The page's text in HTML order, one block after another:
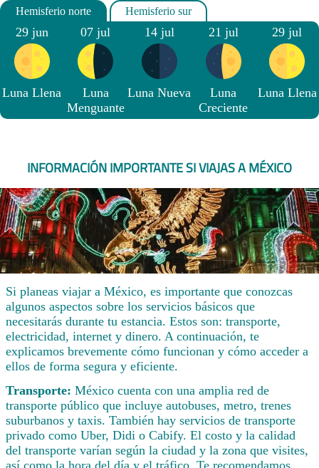
29 jun
Luna Llena
07 jul
Luna
Menguante
14 jul
Luna Nueva
21 jul
Luna
Creciente
29 jul
Luna Llena
INFORMACIÓN IMPORTANTE SI VIAJAS A MÉXICO
Si planeas viajar a México, es importante que conozcas
algunos aspectos sobre los servicios básicos que
necesitarás durante tu estancia. Estos son: transporte,
electricidad, internet y dinero. A continuación, te
explicamos brevemente cómo funcionan y cómo acceder a
ellos de forma segura y eficiente.
Transporte: México cuenta con una amplia red de
transporte público que incluye autobuses, metro, trenes
suburbanos y taxis. También hay servicios de transporte
privado como Uber, Didi o Cabify. El costo y la calidad
del transporte varían según la ciudad y la zona que visites,